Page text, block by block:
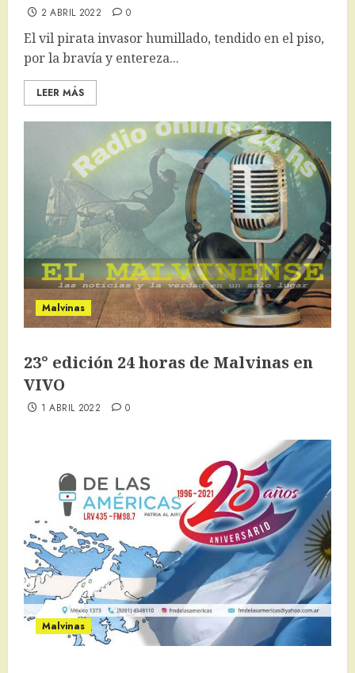
2 ABRIL 2022 0
El vil pirata invasor humillado, tendido en el piso,
por la bravía y entereza...
LEER MÁS
Malvinas
23° edición 24 horas de Malvinas en
VIVO
1 ABRIL 2022 0
Malvinas